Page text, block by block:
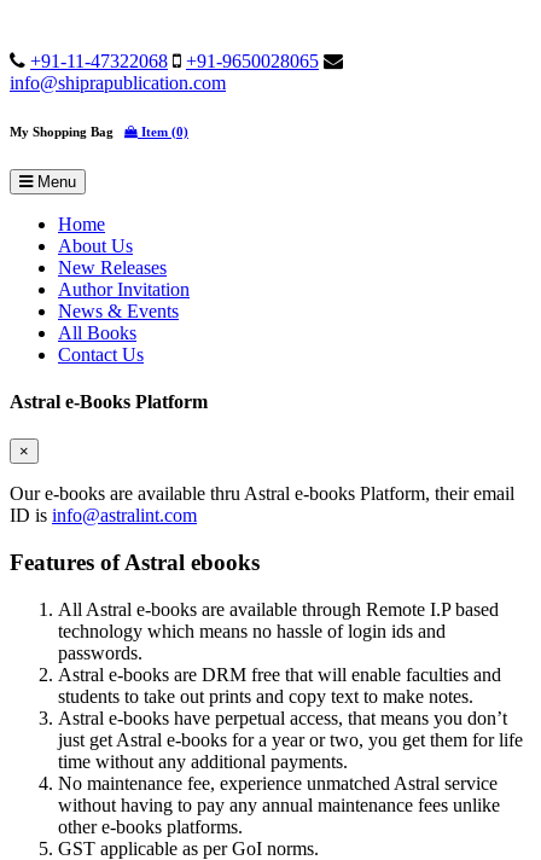
+91-11-47322068
+91-9650028065
info@shiprapublication.com
My Shopping Bag Item (0)
Menu
Home
About Us
New Releases
Author Invitation
News & Events
All Books
Contact Us
Astral e-Books Platform
×
Our e-books are available thru Astral e-books Platform, their email
ID is info@astralint.com
Features of Astral ebooks
All Astral e-books are available through Remote I.P based
technology which means no hassle of login ids and
passwords.
Astral e-books are DRM free that will enable faculties and
students to take out prints and copy text to make notes.
Astral e-books have perpetual access, that means you don’t
just get Astral e-books for a year or two, you get them for life
time without any additional payments.
No maintenance fee, experience unmatched Astral service
without having to pay any annual maintenance fees unlike
other e-books platforms.
GST applicable as per GoI norms.